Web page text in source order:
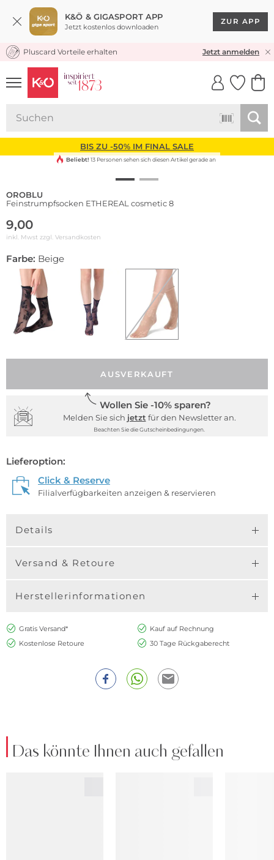
K&Ö & GIGASPORT APP
Jetzt kostenlos downloaden
ZUR APP
KOSTENLOSER VERSAND* & RÜCKVERSAND
Pluscard Vorteile erhalten Jetzt anmelden
UNSERE APP
CLICK &
BIS ZU -50% IM FINAL SALE
Beliebt! 13 Personen sehen sich diesen Artikel gerade an
OROBLU
Feinstrumpfsocken ETHEREAL cosmetic 8
9,00
inkl. Mwst zzgl. Versandkosten
Farbe: Beige
AUSVERKAUFT
Wollen Sie -10% sparen?
Melden Sie sich jetzt für den Newsletter an.
Beachten Sie die Gutscheinbedingungen.
Lieferoption:
Click & Reserve
Filialverfügbarkeiten anzeigen & reservieren
Details
Versand & Retoure
Herstellerinformationen
Gratis Versand*
Kauf auf Rechnung
Kostenlose Retoure
30 Tage Rückgaberecht
Das könnte Ihnen auch gefallen